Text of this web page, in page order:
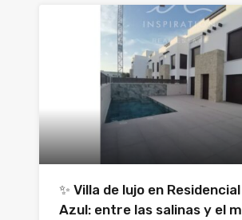
✨ Villa de lujo en
Azul: entre las salinas y el